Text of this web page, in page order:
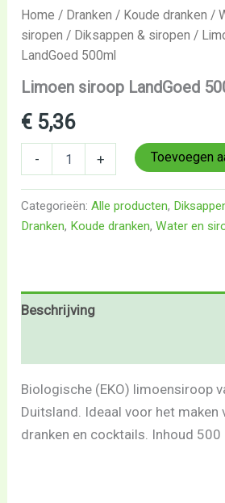
Home / Dranken / Koude dranken /
siropen / Diksappen & siropen /
LandGoed 500ml
Limoen siroop LandGoed
€ 5,36
- + Toevoegen
Categorieën:Alle producten,
Dranken, Koude dranken,Water en
Beschrijving
Biologische (EKO) limoensiroop
Duitsland. Ideaal voor het maken
dranken en cocktails. Inhoud 500